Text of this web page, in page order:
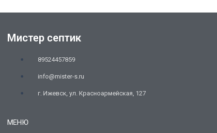
Мистер септик
89524457859
info@mister-s.ru
г. Ижевск, ул. Красноармейская, 127
МЕНЮ